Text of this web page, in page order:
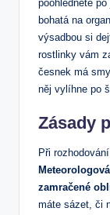
poohlédněte
bohatá na
výsadbou si
rostlinky ⁢vám
česnek má
něj vylíhne po
Zásady
Při
zamračené
máte sázet, či